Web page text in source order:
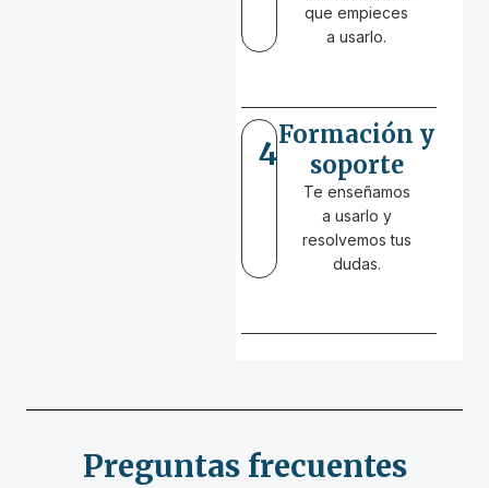
que empieces
a usarlo.
4Formación y
soporte
Te enseñamos
a usarlo y
resolvemos tus
dudas.
Preguntas frecuentes